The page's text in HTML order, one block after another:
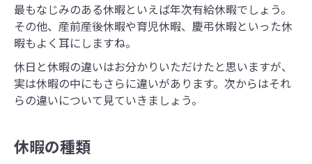
最もなじみのある休暇といえば年次有給休暇でしょう。
その他、産前産後休暇や育児休暇、慶弔休暇といった休
暇もよく耳にしますね。
休日と休暇の違いはお分かりいただけたと思いますが、
実は休暇の中にもさらに違いがあります。次からはそれ
らの違いについて見ていきましょう。
休暇の種類